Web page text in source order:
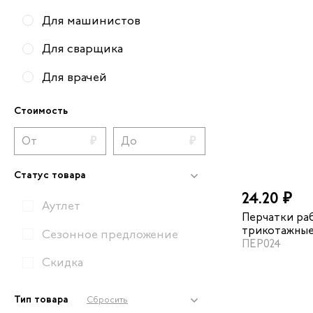
Для машинистов
Для сварщика
Для врачей
Для медсестер
Для скорой помощи
Для грузчиков
Для строителей
Стоимость
Статус товара
Аутлет
Сезонное предложение
Скидка
Тип товара Сбросить
24.20 ₽
Перчатки
ПЕР024